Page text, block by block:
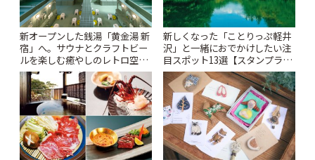
新オープンした銭湯「黄金湯 新
宿」へ。サウナとクラフトビー
ルを楽しむ癒やしのレトロ空間
| ことりっぷ
新しくなった「ことりっぷ軽井
沢」と一緒におでかけしたい注
目スポット13選【スタンプラリ
ー開催中】 | ことりっぷ